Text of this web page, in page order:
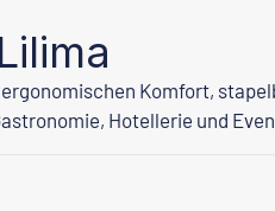
Komfort,
Hotellerie und